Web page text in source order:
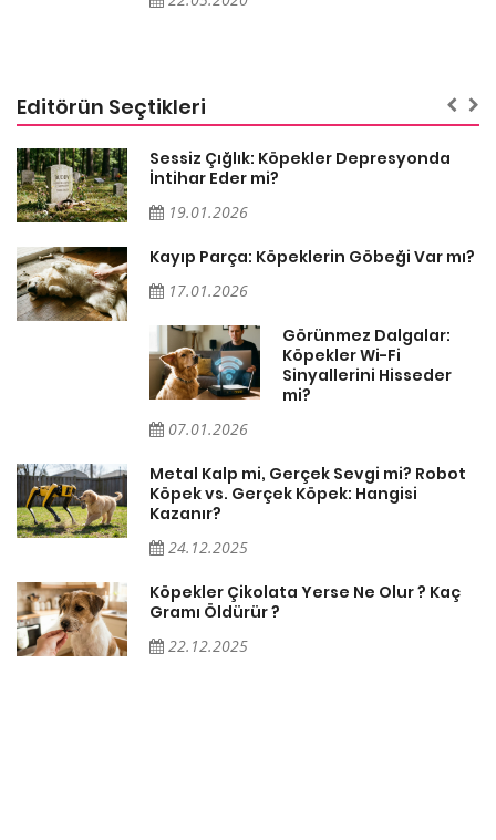
Editörün Seçtikleri
Sessiz Çığlık: Köpekler Depresyonda
İntihar Eder mi?
19.01.2026
Kayıp Parça: Köpeklerin Göbeği Var mı?
17.01.2026
Görünmez Dalgalar:
Köpekler Wi-Fi
Sinyallerini Hisseder
mi?
07.01.2026
Metal Kalp mi, Gerçek Sevgi mi? Robot
Köpek vs. Gerçek Köpek: Hangisi
Kazanır?
24.12.2025
Köpekler Çikolata Yerse Ne Olur ? Kaç
Gramı Öldürür ?
22.12.2025